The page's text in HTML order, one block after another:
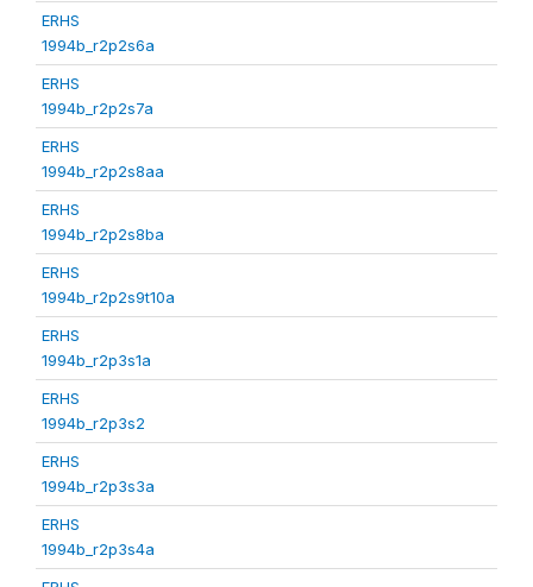
ERHS
1994b_r2p2s6a
ERHS
1994b_r2p2s7a
ERHS
1994b_r2p2s8aa
ERHS
1994b_r2p2s8ba
ERHS
1994b_r2p2s9t10a
ERHS
1994b_r2p3s1a
ERHS
1994b_r2p3s2
ERHS
1994b_r2p3s3a
ERHS
1994b_r2p3s4a